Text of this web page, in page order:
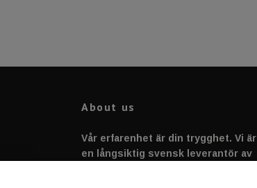
About us
Vår erfarenhet är din trygghet. Vi är
en långsiktig svensk leverantör av